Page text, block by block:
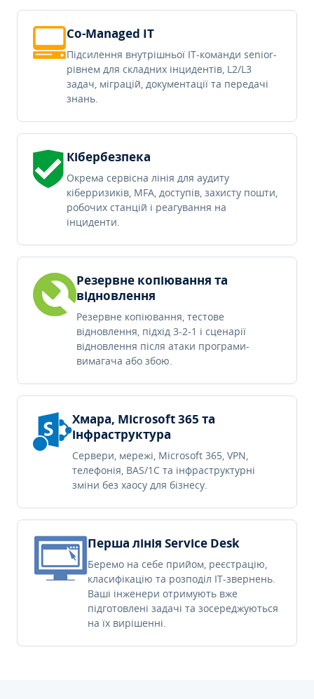
Co-Managed IT
Підсилення внутрішньої IT-команди senior-
рівнем для складних інцидентів, L2/L3
задач, міграцій, документації та передачі
знань.
Кібербезпека
Окрема сервісна лінія для аудиту
кіберризиків, MFA, доступів, захисту пошти,
робочих станцій і реагування на
інциденти.
Резервне копіювання та
відновлення
Резервне копіювання, тестове
відновлення, підхід 3-2-1 і сценарії
відновлення після атаки програми-
вимагача або збою.
Хмара, Microsoft 365 та
інфраструктура
Сервери, мережі, Microsoft 365, VPN,
телефонія, BAS/1C та інфраструктурні
зміни без хаосу для бізнесу.
Перша лінія Service Desk
Беремо на себе прийом, реєстрацію,
класифікацію та розподіл IT-звернень.
Ваші інженери отримують вже
підготовлені задачі та зосереджуються
на їх вирішенні.